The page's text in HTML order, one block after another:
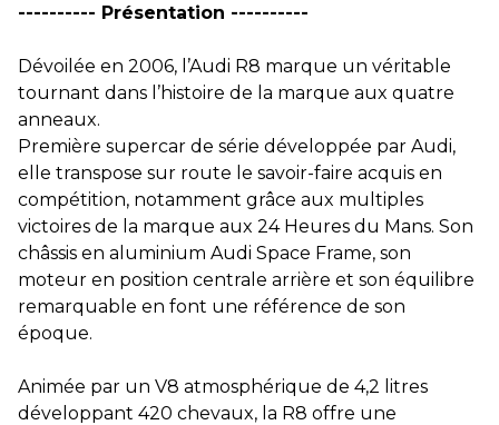
---------- Présentation ----------
Dévoilée en 2006, l’Audi R8 marque un véritable
tournant dans l’histoire de la marque aux quatre
anneaux.
Première supercar de série développée par Audi,
elle transpose sur route le savoir-faire acquis en
compétition, notamment grâce aux multiples
victoires de la marque aux 24 Heures du Mans. Son
châssis en aluminium Audi Space Frame, son
moteur en position centrale arrière et son équilibre
remarquable en font une référence de son
époque.
Animée par un V8 atmosphérique de 4,2 litres
développant 420 chevaux, la R8 offre une